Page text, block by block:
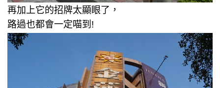
再加上它的招牌太顯眼了，
路過也都會一定喵到!